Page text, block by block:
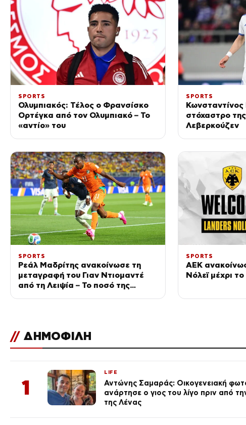
SPORTS
Ολυμπιακός: Τέλος ο Φρανσίσκο
Ορτέγκα από τον Ολυμπιακό – Το
«αντίο» του
SPORTS
στόχαστρο
Λεβερκούζεν
SPORTS
Ρεάλ Μαδρίτης ανακοίνωσε τη
μεταγραφή του Γιαν Ντιομαντέ
από τη Λειψία – Το ποσό της
SPORTS
ΑΕΚ
Νόλεϊ μέχρι
// ΔΗΜΟΦΙΛΗ
1
LIFE
Αντώνης Σαμαράς: Οικογενειακή
ανάρτησε ο γιος του λίγο πριν από
της Λένας